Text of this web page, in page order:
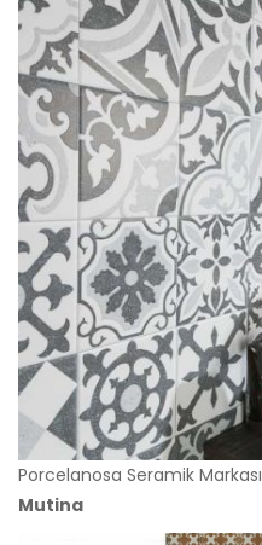
Porcelanosa Seramik Markası
Mutina